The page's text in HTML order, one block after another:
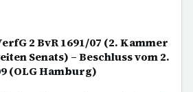
2 BvR 1691/07 (2. Kammer
Senats) – Beschluss vom 2.
(OLG Hamburg)